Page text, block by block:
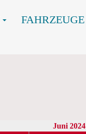
FAHRZEUGE
Juni 2024